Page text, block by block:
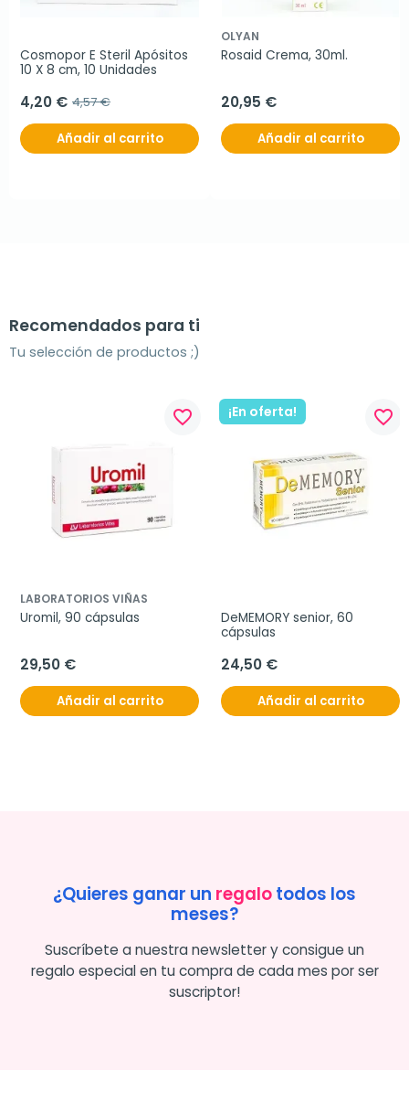
Cosmopor E Steril Apósitos
10 X 8 cm, 10 Unidades
4,20 € 4,57 €
Añadir al carrito
OLYAN
Rosaid Crema, 30ml.
20,95 €
Añadir al carrito
Recomendados para ti
Tu selección de productos ;)
favorite_border
LABORATORIOS VIÑAS
Uromil, 90 cápsulas
29,50 €
Añadir al carrito
¡En oferta! favorite_border
DeMEMORY senior, 60
cápsulas
24,50 €
Añadir al carrito
¿Quieres ganar un regalotodos los
meses?
Suscríbete a nuestra newsletter y consigue un
regalo especial en tu compra de cada mes por ser
suscriptor!